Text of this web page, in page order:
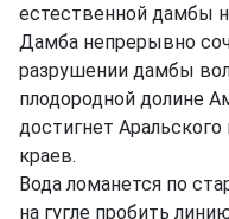
естественной дамбы
Дамба непрерывно
разрушении дамбы
плодородной долине
достигнет
краев.
Вода ломанется по
на гугле пробить